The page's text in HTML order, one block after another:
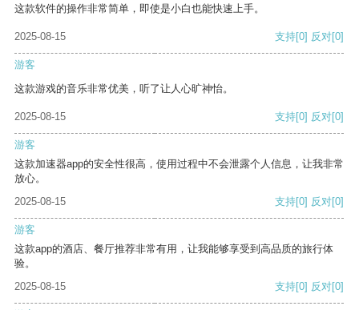
这款软件的操作非常简单，即使是小白也能快速上手。
2025-08-15 支持[0] 反对[0]
游客
这款游戏的音乐非常优美，听了让人心旷神怡。
2025-08-15 支持[0] 反对[0]
游客
这款加速器app的安全性很高，使用过程中不会泄露个人信息，让我非常
放心。
2025-08-15
支持[0] 反对[0]
游客
这款app的酒店、餐厅推荐非常有用，让我能够享受到高品质的旅行体
验。
2025-08-15
支持[0] 反对[0]